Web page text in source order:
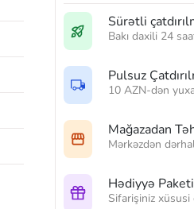
Sürətli
Bakı daxili 24
Pulsuz
10 AZN-dən
Mağazadan
Mərkəzdən
Hədiyyə Paketi
Sifarişiniz xüsusi